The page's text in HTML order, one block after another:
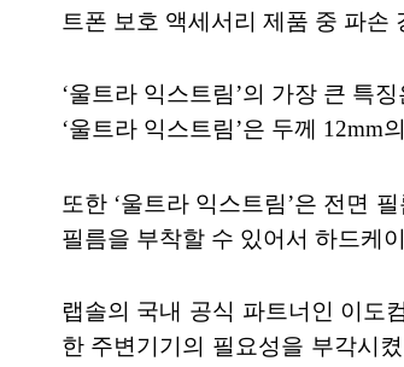
트폰 보호 액세서리 제품 중 파손
‘울트라 익스트림’의 가장 큰 특
‘울트라 익스트림’은 두께
또한 ‘울트라 익스트림’은 전면
필름을 부착할 수 있어서 하드케
랩솔의 국내 공식 파트너인 이도
한 주변기기의 필요성을 부각시